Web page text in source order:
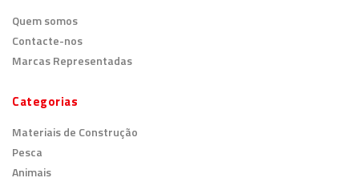
Quem somos
Contacte-nos
Marcas Representadas
Categorias
Materiais de Construção
Pesca
Animais